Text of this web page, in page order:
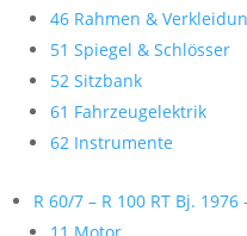
46 Rahmen &
51 Spiegel & Schlösser
52 Sitzbank
61 Fahrzeugelektrik
62 Instrumente
R 60/7 – R 100 RT Bj. 1976